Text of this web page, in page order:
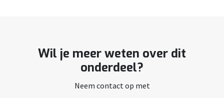
Wil je meer weten over dit
onderdeel?
Neem contact op met